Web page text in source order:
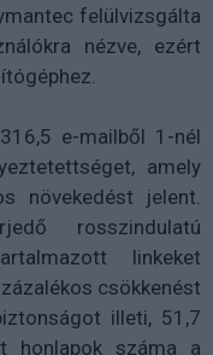
felülvizsgálta
nézve, ezért
e-mailből 1-nél
amely
növekedést jelent.
rosszindulatú
linkeket
csökkenést
illeti, 51,7
honlapok száma a